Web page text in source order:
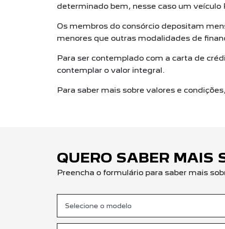
determinado bem, nesse caso um veículo
Os membros do consórcio depositam
menores que outras modalidades de
Para ser contemplado com a carta de
contemplar o valor integral.
Para saber mais sobre valores e
QUERO SABER MAIS
Preencha o formulário para saber mais